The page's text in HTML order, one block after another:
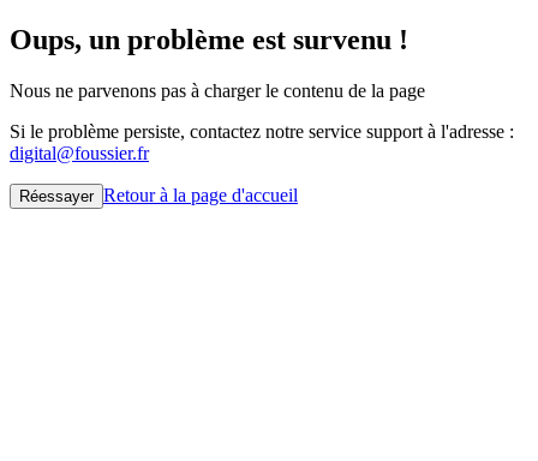
Oups, un problème est survenu !
Nous ne parvenons pas à charger le contenu de la page
Si le problème persiste, contactez notre service support à l'adresse :
digital@foussier.fr
Réessayer Retour à la page d'accueil